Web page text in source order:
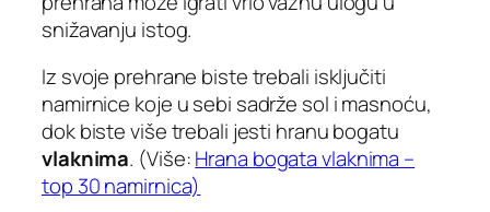
snižavanju istog.
Iz svoje prehrane biste trebali isključiti
namirnice koje u sebi sadrže sol i masnoću,
dok biste više trebali jesti hranu bogatu
vlaknima. (Više:Hrana bogata vlaknima –
top 30 namirnica)